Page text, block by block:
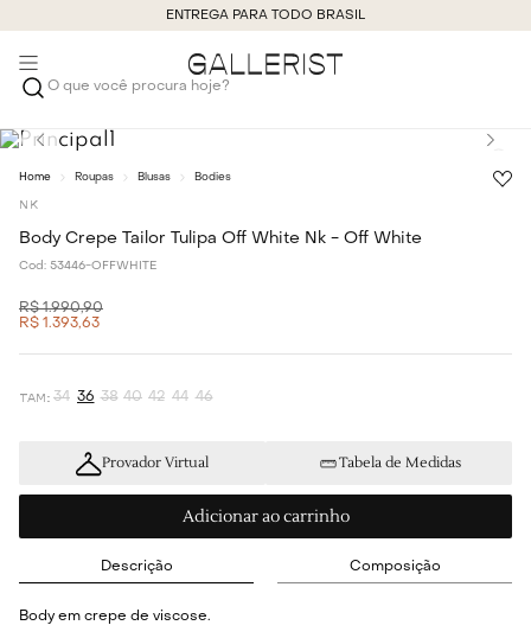
ENTREGA PARA TODO BRASIL
O que você procura hoje?
Roupas Blusas Bodies
NK
Body Crepe Tailor Tulipa Off White Nk - Off White
Cod: 53446-OFFWHITE
R$ 1.990,90
R$ 1 .393,63
34 36 38 40 42 44 46
Provador Virtual Tabela de Medidas
Adicionar ao carrinho
Descrição Composição
Body em crepe de viscose.